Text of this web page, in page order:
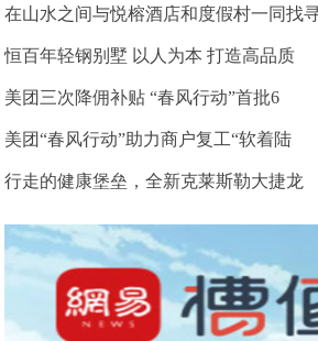
在山水之间与悦榕酒店和度假村一同找
恒百年轻钢别墅 以人为本 打造高品质
美团三次降佣补贴 “春风行动”首批6
美团“春风行动”助力商户复工“软着陆
行走的健康堡垒，全新克莱斯勒大捷龙